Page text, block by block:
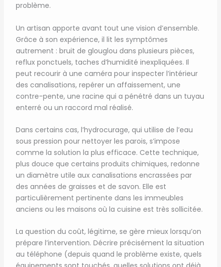
problème.
Un artisan apporte avant tout une vision d’ensemble.
Grâce à son expérience, il lit les symptômes
autrement : bruit de glouglou dans plusieurs pièces,
reflux ponctuels, taches d’humidité inexpliquées. Il
peut recourir à une caméra pour inspecter l’intérieur
des canalisations, repérer un affaissement, une
contre-pente, une racine qui a pénétré dans un tuyau
enterré ou un raccord mal réalisé.
Dans certains cas, l’hydrocurage, qui utilise de l’eau
sous pression pour nettoyer les parois, s’impose
comme la solution la plus efficace. Cette technique,
plus douce que certains produits chimiques, redonne
un diamètre utile aux canalisations encrassées par
des années de graisses et de savon. Elle est
particulièrement pertinente dans les immeubles
anciens ou les maisons où la cuisine est très sollicitée.
La question du coût, légitime, se gère mieux lorsqu’on
prépare l’intervention. Décrire précisément la situation
au téléphone (depuis quand le problème existe, quels